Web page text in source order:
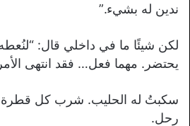
ندين له بشيء.”
لكن شيئًا ما في داخلي قال:
يحتضر. مهما فعل… فقد انتهى
سكبتُ له الحليب. شرب كل قطرة.
رحل.